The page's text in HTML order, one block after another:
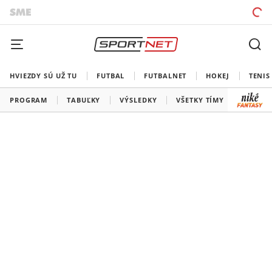
HVIEZDY SÚ UŽ TU FUTBAL FUTBALNET HOKEJ TENIS
PROGRAM TABUĽKY VÝSLEDKY VŠETKY TÍMY